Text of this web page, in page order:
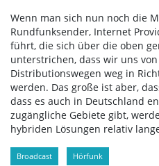
Wenn man sich nun noch die
Rundfunksender, Internet
führt, die sich über die oben
unterstrichen, dass wir uns
Distributionswegen weg in
werden. Das große ist aber,
dass es auch in Deutschland
zugängliche Gebiete gibt,
hybriden Lösungen relativ
Broadcast Hörfunk